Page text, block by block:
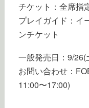
チケット：全席指
プレイガイド：イ
ンチケット
一般発売日：9/26(
お問い合わせ：
11:00〜17:00)